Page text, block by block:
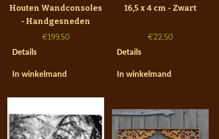
Houten Wandconsoles
- Handgesneden
€199,50
Details
In winkelmand
16,5 x 4 cm - Zwart
€22,50
Details
In winkelmand